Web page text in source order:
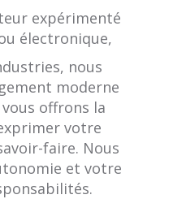
expérimenté
électronique,
nous
moderne
offrons la
votre
faire. Nous
et votre